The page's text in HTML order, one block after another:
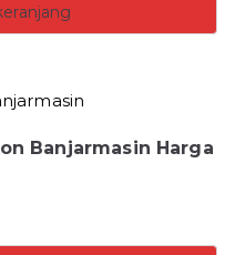
Banjarmasin Harga